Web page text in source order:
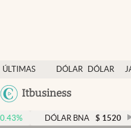
ÚLTIMAS
NOTICIAS
DÓLAR
DÓLAR
Itbusiness
Dólar
Members
Economía y Política
DÓLAR BNA $ 1520 0.00%